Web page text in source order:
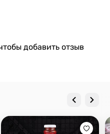
добавить отзыв